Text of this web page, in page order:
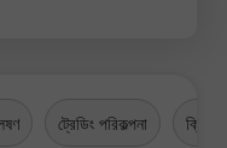
ট্রেডিং পরিকল্পনা